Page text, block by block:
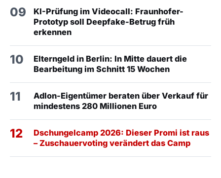
09
KI-Prüfung im Videocall: Fraunhofer-
Prototyp soll Deepfake-Betrug früh
erkennen
10
Elterngeld in Berlin: In Mitte dauert die
Bearbeitung im Schnitt 15 Wochen
11
Adlon-Eigentümer beraten über Verkauf für
mindestens 280 Millionen Euro
12
Dschungelcamp 2026: Dieser Promi ist raus
– Zuschauervoting verändert das Camp